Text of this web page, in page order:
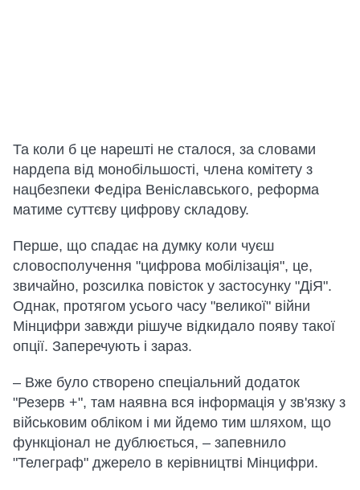
Та коли б це нарешті не сталося, за словами
нардепа від монобільшості, члена комітету з
нацбезпеки Федіра Веніславського, реформа
матиме суттєву цифрову складову.
Перше, що спадає на думку коли чуєш
словосполучення "цифрова мобілізація", це,
звичайно, розсилка повісток у застосунку "ДіЯ".
Однак, протягом усього часу "великої" війни
Мінцифри завжди рішуче відкидало появу такої
опції. Заперечують і зараз.
– Вже було створено спеціальний додаток
"Резерв +", там наявна вся інформація у зв'язку з
військовим обліком і ми йдемо тим шляхом, що
функціонал не дублюється, – запевнило
"Телеграф" джерело в керівництві Мінцифри.